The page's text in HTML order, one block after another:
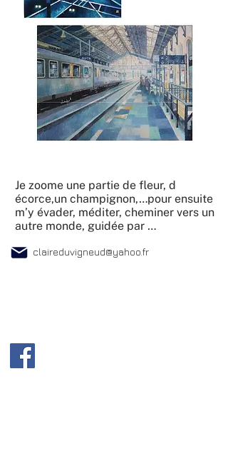
Je zoome une partie de fleur, d
écorce,un champignon,…pour ensuite
m’y évader, méditer, cheminer vers un
autre monde, guidée par …
claireduvigneud@yahoo.fr